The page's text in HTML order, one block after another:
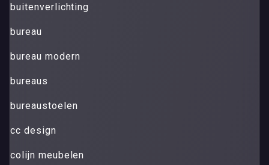
buitenverlichting
bureau
bureau modern
bureaus
bureaustoelen
cc design
colijn meubelen